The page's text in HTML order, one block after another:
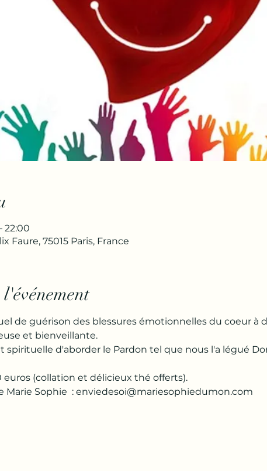
22:00
Faure, 75015 Paris, France
de guérison des blessures émotionnelles du coeur à
et bienveillante.
spirituelle d'aborder le Pardon tel que nous l'a légué
euros (collation et délicieux thé offerts).
Marie Sophie  : enviedesoi@mariesophiedumon.com